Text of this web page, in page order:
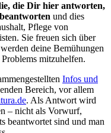
die Dir hier antworten,
und dies
Pflege von
Sie freuen sich über
deine Bemühungen
mitzuhelfen.
Infos und
Bereich, vor allem
. Als Antwort wird
– nicht als Vorwurf,
beantwortet sind und man